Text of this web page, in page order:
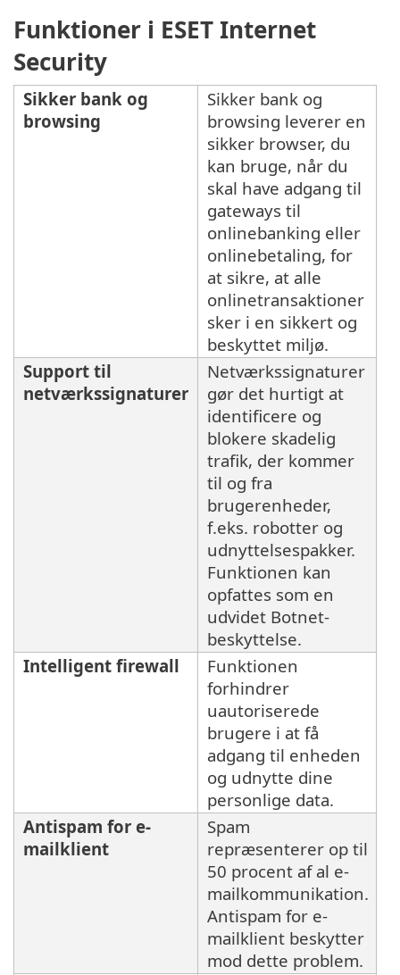
Funktioner i ESET Internet
Security
Sikker bank og
browsing
Sikker bank og
browsing leverer en
sikker browser, du
kan bruge, når du
skal have adgang til
gateways til
onlinebanking eller
onlinebetaling, for
at sikre, at alle
onlinetransaktioner
sker i en sikkert og
beskyttet miljø.
Support til
netværkssignaturer
Netværkssignaturer
gør det hurtigt at
identificere og
blokere skadelig
trafik, der kommer
til og fra
brugerenheder,
f.eks. robotter og
udnyttelsespakker.
Funktionen kan
opfattes som en
udvidet Botnet-
beskyttelse.
Intelligent firewall
Funktionen
forhindrer
uautoriserede
brugere i at få
adgang til enheden
og udnytte dine
personlige data.
Antispam for e-
mailklient
Spam
repræsenterer op til
50 procent af al e-
mailkommunikation.
Antispam for e-
mailklient beskytter
mod dette problem.